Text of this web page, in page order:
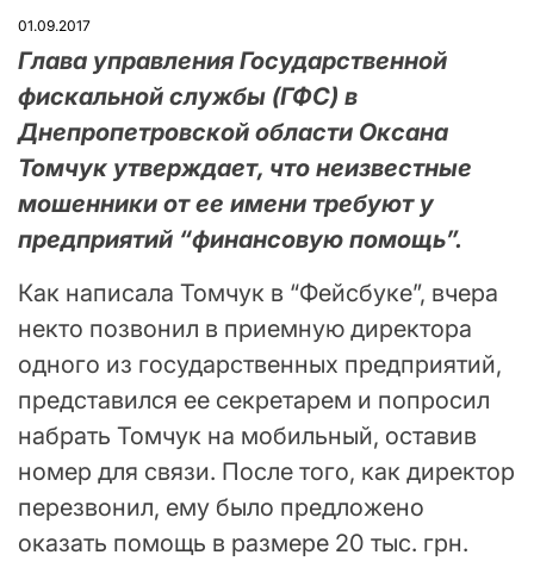
01.09.2017
Глава управления Государственной
фискальной службы (ГФС) в
Днепропетровской области Оксана
Томчук утверждает, что неизвестные
мошенники от ее имени требуют у
предприятий “финансовую помощь”.
Как написала Томчук в “Фейсбуке”, вчера
некто позвонил в приемную директора
одного из государственных предприятий,
представился ее секретарем и попросил
набрать Томчук на мобильный, оставив
номер для связи. После того, как директор
перезвонил, ему было предложено
оказать помощь в размере 20 тыс. грн.